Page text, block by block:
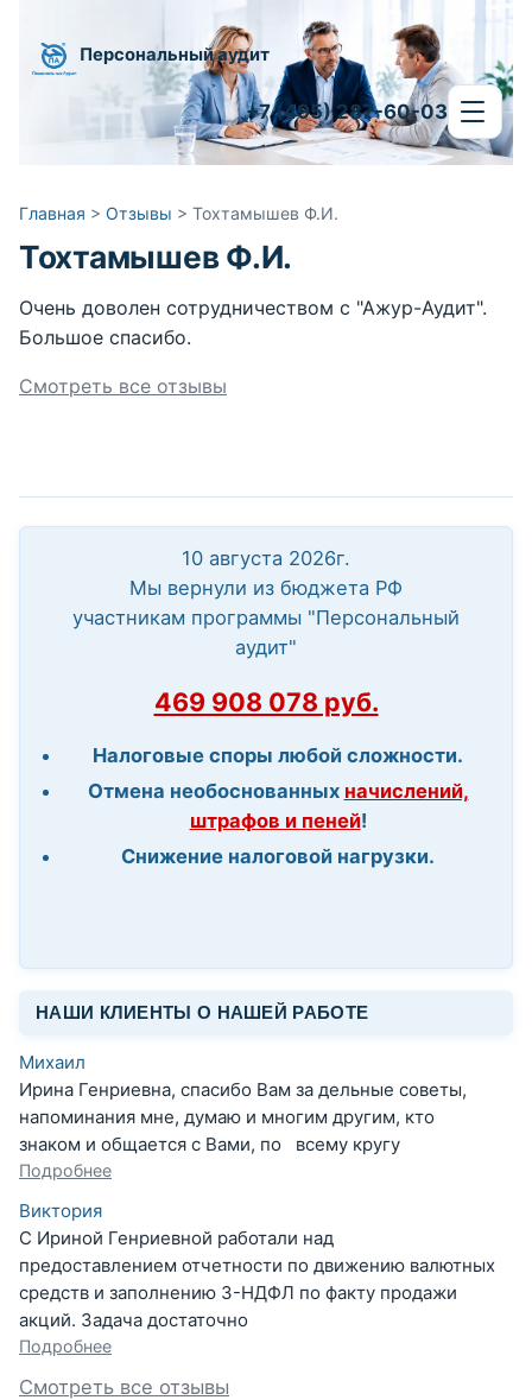
Персональный аудит
+7 (495) 287-60-03
Главная > Отзывы > Тохтамышев Ф.И.
Тохтамышев Ф.И.
Очень доволен сотрудничеством с "Ажур-Аудит".
Большое спасибо.
Смотреть все отзывы
10 августа 2026г.
Мы вернули из бюджета РФ
участникам программы "Персональный
аудит"
469 908 078 руб.
Налоговые споры любой сложности.
Отмена необоснованных начислений,
штрафов и пеней!
Снижение налоговой нагрузки.
НАШИ КЛИЕНТЫ О НАШЕЙ РАБОТЕ
Михаил
Ирина Генриевна, спасибо Вам за дельные советы,
напоминания мне, думаю и многим другим, кто
знаком и общается с Вами, по всему кругу
Подробнее
Виктория
С Ириной Генриевной работали над
предоставлением отчетности по движению валютных
средств и заполнению 3-НДФЛ по факту продажи
акций. Задача достаточно
Подробнее
Смотреть все отзывы